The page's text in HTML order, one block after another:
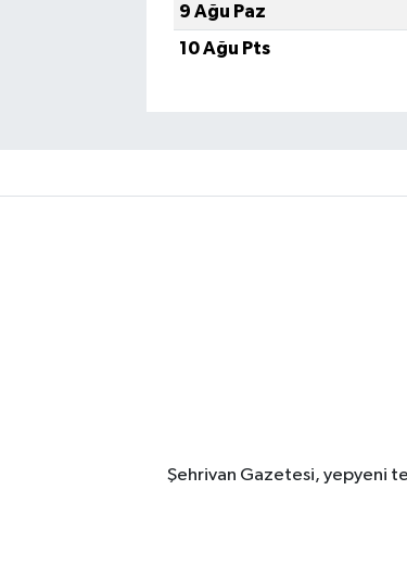
9 Ağu Paz
10 Ağu Pts
Şehrivan Gazetesi, yepyeni